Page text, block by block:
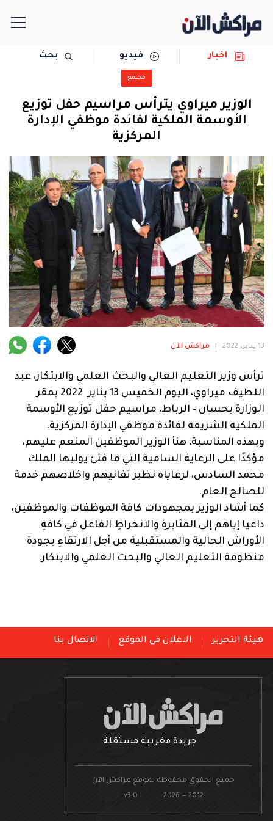
مجتمع
سياسة
رياضة
حوادث
دولية
المرأة
فنية
منوعة
اخبار فيديو بحث
مجتمع
الوزير ميراوي يترأس مراسيم حفل توزيع
الأوسمة الملكية لفائدة موظفي الإدارة
المركزية
13 يناير، 2022 مراكش الآن
ترأس وزير التعليم العالي والبحث العلمي والابتكار، عبد
اللطيف ميراوي، اليوم الخميس 13 يناير 2022 بمقر
الوزارة بحسان – الرباط، مراسيم حفل توزيع الأوسمة
الملكية الشريفة لفائدة موظفي الإدارة المركزية.
وبهذه المناسبة، هنأ الوزير الموظفين المنعم عليهم،
مؤكدًا على الرعاية السامية التي ما فتئ يوليها الملك
محمد السادس، لرعاياه نظير تفانيهم واخلاصهم خدمة
للصالح العام.
كما أشاد الوزير بمجهودات كافة الموظفات والموظفين،
داعيا إياهم إلى المثابرةِ والانخراطِ الفاعل في كافةِ
الأوراش الحالية والمستقبلية من أجل الارتقاءِ بجودة
منظومة التعليم العالي والبحث العلمي والابتكار.
هيئة التحرير الاعلان في الموقع الاتصال بنا
جريدة مغربية مستقلة
جميع الحقوق محفوظة لموقع مراكش الآن
v3.0 2026 — 2012